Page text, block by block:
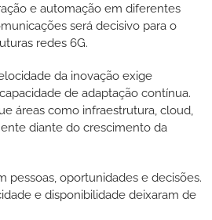
e automação em diferentes
será decisivo para o
redes 6G.
da inovação exige
de adaptação contínua.
áreas como infraestrutura, cloud,
diante do crescimento da
pessoas, oportunidades e decisões.
e disponibilidade deixaram de